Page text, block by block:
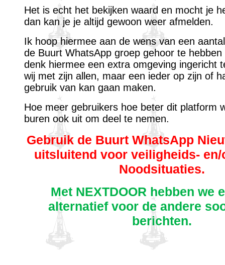
Het is echt het bekijken waard en mocht je
dan kan je je altijd gewoon weer afmelden.
Ik hoop hiermee aan de wens van een
de Buurt WhatsApp groep gehoor te
denk hiermee een extra omgeving ingericht
wij met zijn allen, maar een ieder op zijn of
gebruik van kan gaan maken.
Hoe meer gebruikers hoe beter dit platform
buren ook uit om deel te nemen.
Gebruik de Buurt WhatsApp
uitsluitend voor veiligheids- en/
Noodsituaties.
Met NEXTDOOR hebben we
alternatief voor de andere
berichten.